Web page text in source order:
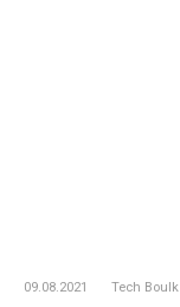
09.08.2021 Tech Boulk